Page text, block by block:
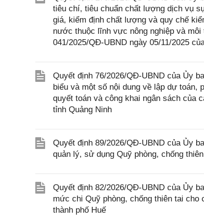
tiêu chí, tiêu chuẩn chất lượng dịch vụ
giá, kiểm định chất lượng và quy chế
nước thuộc lĩnh vực nông nghiệp và
041/2025/QĐ-UBND ngày 05/11/2025
Quyết định 76/2026/QĐ-UBND của Ủy
biểu và một số nội dung về lập dự toán,
quyết toán và công khai ngân sách của
tỉnh Quảng Ninh
Quyết định 89/2026/QĐ-UBND của Ủy
quản lý, sử dụng Quỹ phòng, chống
Quyết định 82/2026/QĐ-UBND của Ủy
mức chi Quỹ phòng, chống thiên tai cho
thành phố Huế